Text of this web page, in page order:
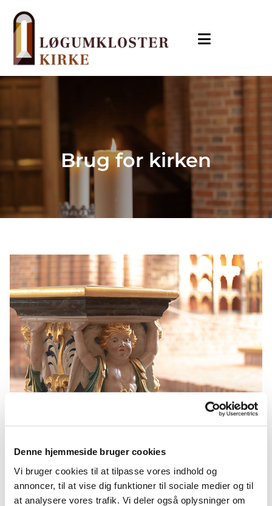
Denne hjemmeside bruger cookies
Vi bruger cookies til at tilpasse vores indhold og
annoncer, til at vise dig funktioner til sociale medier og til
at analysere vores trafik. Vi deler også oplysninger om
Brug for kirken
Fødsel og dåb